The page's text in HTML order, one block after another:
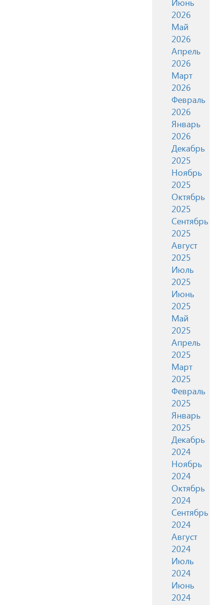
2026
Май
2026
Апрель
2026
Март
2026
Февраль
2026
Январь
2026
Декабрь
2025
Ноябрь
2025
Октябрь
2025
Сентябрь
2025
Август
2025
Июль
2025
Июнь
2025
Май
2025
Апрель
2025
Март
2025
Февраль
2025
Январь
2025
Декабрь
2024
Ноябрь
2024
Октябрь
2024
Сентябрь
2024
Август
2024
Июль
2024
Июнь
2024